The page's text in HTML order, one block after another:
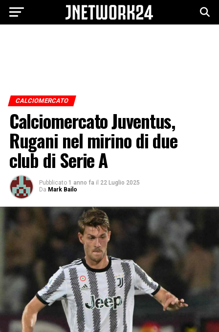
CALCIOMERCATO
Calciomercato Juventus,
Rugani nel mirino di due
club di Serie A
Pubblicato 1 anno fa il 22 Luglio 2025
Da Mark Bailo